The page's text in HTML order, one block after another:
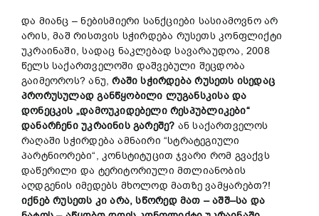
და მიანც – ნებისმიერი სანქციები სასიამოვნო არ
არის, მაშ რისთვის სჭირდება რუსეთს კონფლიქტი
უკრაინაში, სადაც ნაკლებად სავარაუდოა, 2008
წელს საქართველოში დაშვებული შეცდობა
გაიმეოროს? ანუ,რაში სჭირდება რუსეთს ისედაც
პრორუსულად განწყობილი ლუგანსკისა და
დონეცკის „დამოუკიდებელი რესპუბლიკები“
დანარჩენი უკრაინის გარეშე? ან საქართველოს
რაღაში სჭირდება ამნაირი “სტრატეგიული
პარტნიორები“, კონსტიტუცით ჯვარი რომ გვაქვს
დაწერილი და ტერიტორიული მთლიანობის
აღდგენის იმედებს მხოლოდ მათზე ვამყარებთ?!
იქნებ რუსეთს კი არა,სწორედ მათ – აშშ–სა და